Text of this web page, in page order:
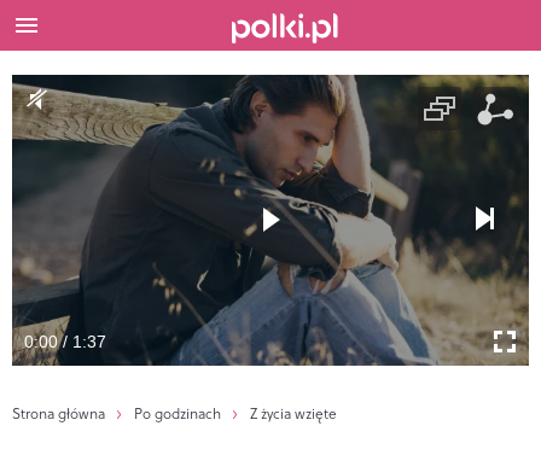
0:00 / 1:37
Strona główna Po godzinach Z życia wzięte